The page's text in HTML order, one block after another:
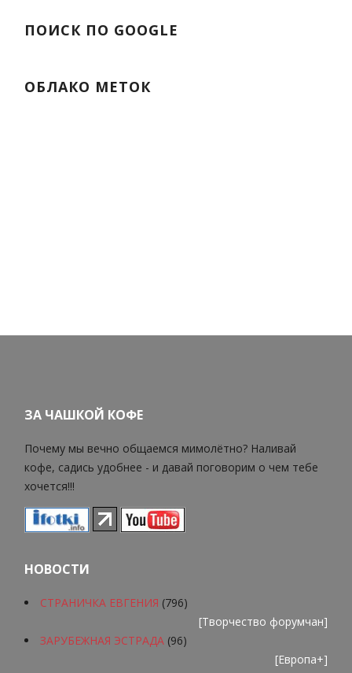
ПОИСК ПО GOOGLE
ОБЛАКО МЕТОК
ЗА ЧАШКОЙ КОФЕ
Почему мы вечно общаемся мимолётно? Наливай
кофе, садись удобнее - и давай поговорим о чем тебе
хочется!!!
НОВОСТИ
СТРАНИЧКА ЕВГЕНИЯ (796)
[Творчество форумчан]
ЗАРУБЕЖНАЯ ЭСТРАДА (96)
[Европа+]